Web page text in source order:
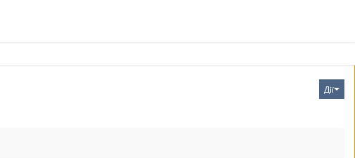
Дії